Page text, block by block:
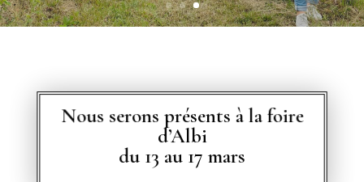
Nous serons présents à la foire
d’Albi
du 13 au 17 mars